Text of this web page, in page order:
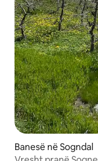
Banesë në Sogndal